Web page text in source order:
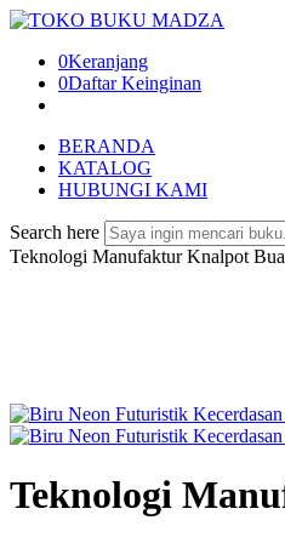
0Keranjang
0Daftar Keinginan
BERANDA
KATALOG
HUBUNGI KAMI
Search here
Teknologi Manufaktur Knalpot
Teknologi